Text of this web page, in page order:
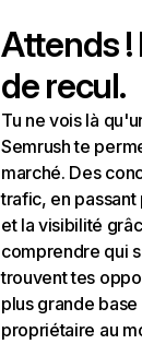
Attends !
de recul.
Tu ne vois là
Semrush te
marché. Des
trafic, en
et la visibilité
comprendre qui
trouvent tes
plus grande
propriétaire au